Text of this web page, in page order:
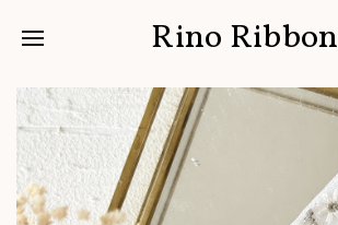
Rino Ribbon